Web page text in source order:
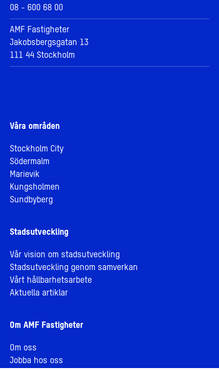
08 - 600 68 00
AMF Fastigheter
Jakobsbergsgatan 13
111 44 Stockholm
Våra områden
Stockholm City
Södermalm
Marievik
Kungsholmen
Sundbyberg
Stadsutveckling
Vår vision om stadsutveckling
Stadsutveckling genom samverkan
Vårt hållbarhetsarbete
Aktuella artiklar
Om AMF Fastigheter
Om oss
Jobba hos oss